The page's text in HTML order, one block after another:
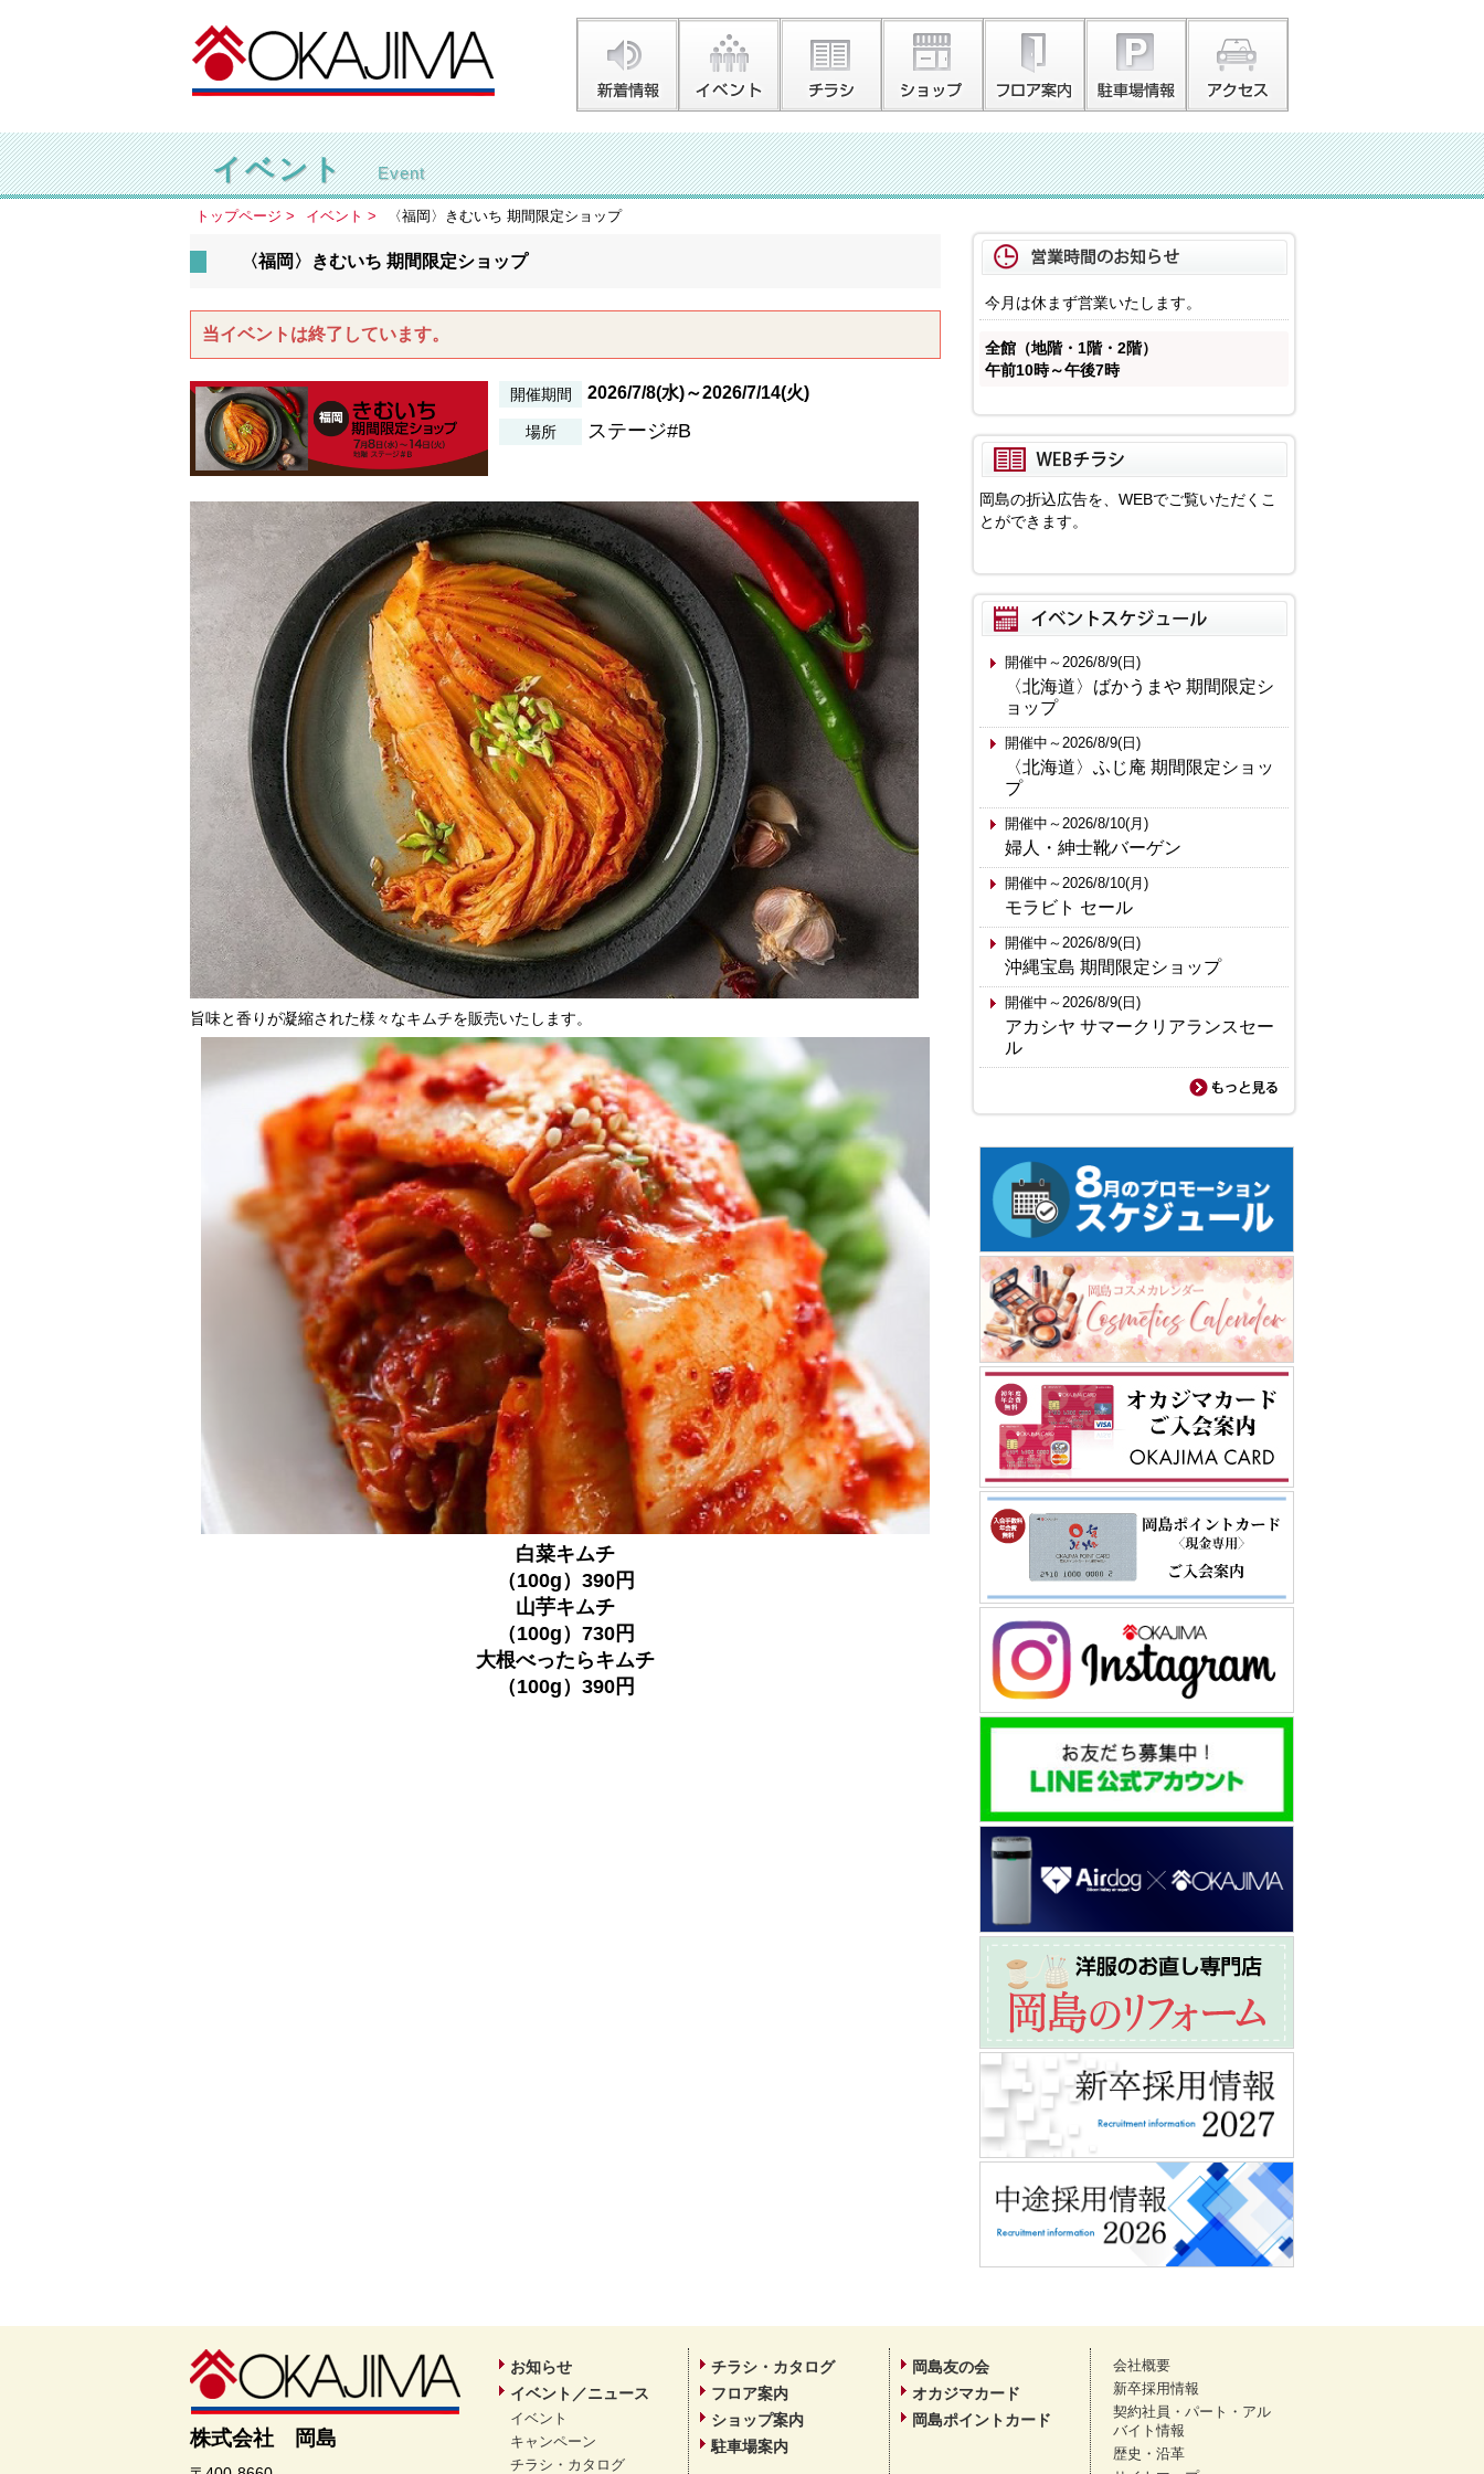
イベント Event
トップページ イベント 〈福岡〉きむいち 期間限定ショップ
〈福岡〉きむいち 期間限定ショップ
当イベントは終了しています。
開催期間 2026/7/8(水)～2026/7/14(火)
場所 ステージ#B
旨味と香りが凝縮された様々なキムチを販売いたします。
白菜キムチ
（100g）390円
山芋キムチ
（100g）730円
大根べったらキムチ
（100g）390円
今月は休まず営業いたします。
全館（地階・1階・2階）
午前10時～午後7時
岡島の折込広告を、WEBでご覧いただくこ
とができます。
開催中～2026/8/9(日)
〈北海道〉ばかうまや 期間限定シ
ョップ
開催中～2026/8/9(日)
〈北海道〉ふじ庵 期間限定ショッ
プ
開催中～2026/8/10(月)
婦人・紳士靴バーゲン
開催中～2026/8/10(月)
モラビト セール
開催中～2026/8/9(日)
沖縄宝島 期間限定ショップ
開催中～2026/8/9(日)
アカシヤ サマークリアランスセー
ル
株式会社 岡島
お知らせ
イベント／ニュース
イベント
キャンペーン
チラシ・カタログ
チラシ・カタログ
フロア案内
ショップ案内
駐車場案内
岡島友の会
オカジマカード
岡島ポイントカード
会社概要
新卒採用情報
契約社員・パート・アル
バイト情報
歴史・沿革